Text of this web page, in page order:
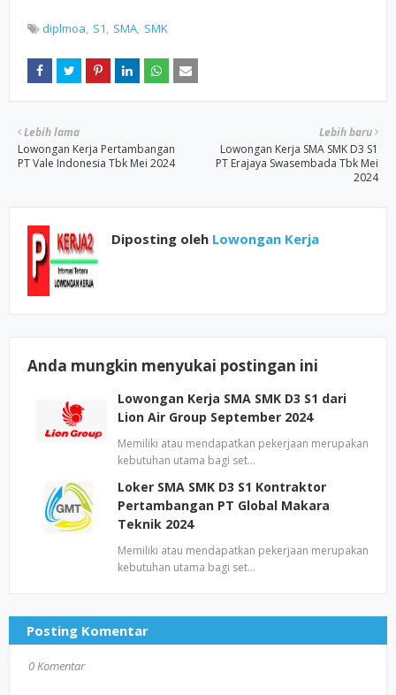
diplmoa S1 SMA SMK
Lebih baru
Lowongan Kerja SMA SMK D3 S1
PT Erajaya Swasembada Tbk Mei
2024
Lebih lama
Lowongan Kerja Pertambangan
PT Vale Indonesia Tbk Mei 2024
Diposting oleh Lowongan Kerja
Anda mungkin menyukai postingan ini
Lowongan Kerja SMA SMK D3 S1 dari
Lion Air Group September 2024
Memiliki atau mendapatkan pekerjaan merupakan
kebutuhan utama bagi set…
Loker SMA SMK D3 S1 Kontraktor
Pertambangan PT Global Makara
Teknik 2024
Memiliki atau mendapatkan pekerjaan merupakan
kebutuhan utama bagi set…
Posting Komentar
0 Komentar